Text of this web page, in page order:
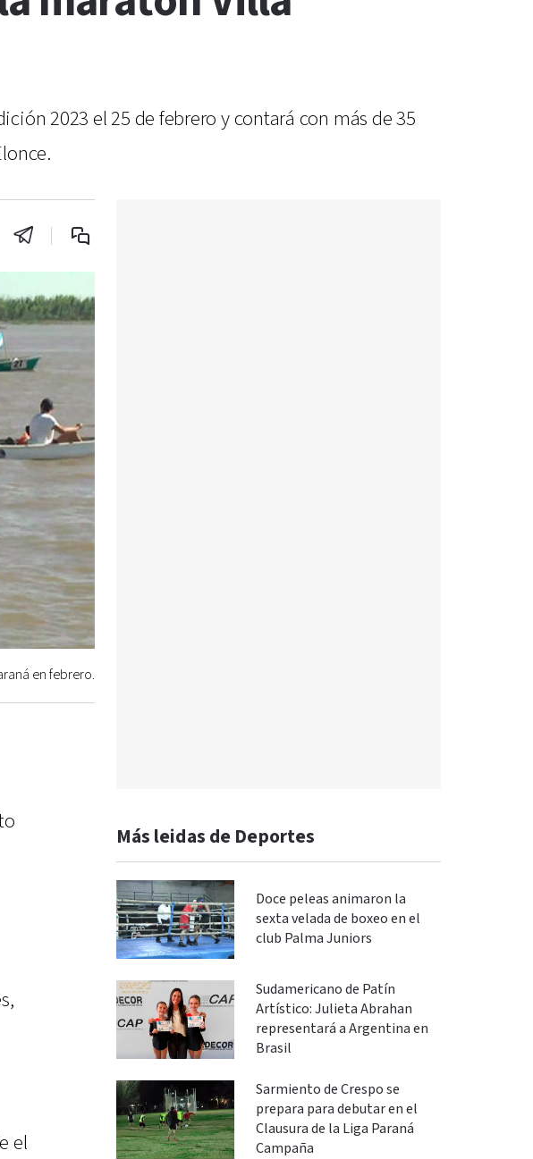
2023 el 25 de febrero y contará con más de 35
en febrero.
el
Más leidas de Deportes
Doce peleas animaron la
sexta velada de boxeo en el
club Palma Juniors
Sudamericano de Patín
Artístico: Julieta Abrahan
representará a Argentina en
Brasil
Sarmiento de Crespo se
prepara para debutar en el
Clausura de la Liga Paraná
Campaña